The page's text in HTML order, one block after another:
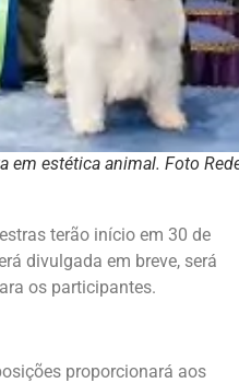
em estética animal. Foto
terão início em 30 de
divulgada em breve, será
os participantes.
proporcionará aos